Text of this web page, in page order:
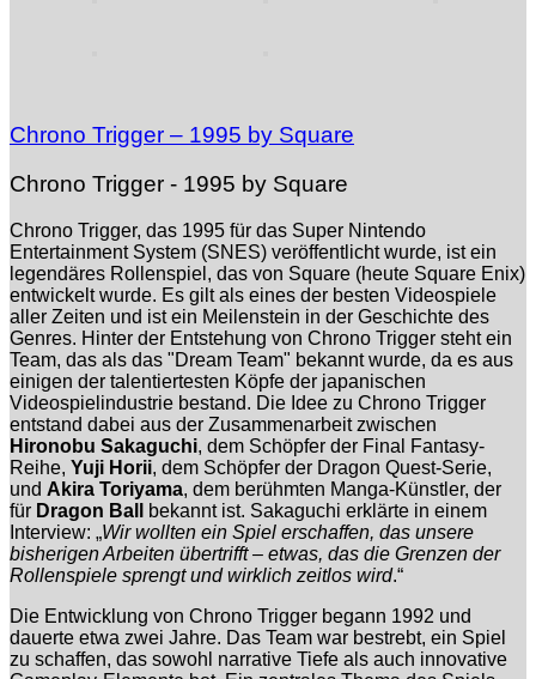
Chrono Trigger – 1995 by Square
Chrono Trigger - 1995 by Square
Chrono Trigger, das 1995 für das Super Nintendo
Entertainment System (SNES) veröffentlicht wurde, ist ein
legendäres Rollenspiel, das von Square (heute Square Enix)
entwickelt wurde. Es gilt als eines der besten Videospiele
aller Zeiten und ist ein Meilenstein in der Geschichte des
Genres. Hinter der Entstehung von Chrono Trigger steht ein
Team, das als das "Dream Team" bekannt wurde, da es aus
einigen der talentiertesten Köpfe der japanischen
Videospielindustrie bestand. Die Idee zu Chrono Trigger
entstand dabei aus der Zusammenarbeit zwischen
Hironobu Sakaguchi, dem Schöpfer der Final Fantasy-
Reihe, Yuji Horii, dem Schöpfer der Dragon Quest-Serie,
und Akira Toriyama, dem berühmten Manga-Künstler, der
für Dragon Ball
bekannt ist. Sakaguchi erklärte in einem
Interview: „Wir wollten ein Spiel erschaffen, das unsere
bisherigen Arbeiten übertrifft – etwas, das die Grenzen der
Rollenspiele sprengt und wirklich zeitlos wird.“
Die Entwicklung von Chrono Trigger begann 1992 und
dauerte etwa zwei Jahre. Das Team war bestrebt, ein Spiel
zu schaffen, das sowohl narrative Tiefe als auch innovative